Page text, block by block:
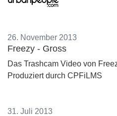
26. November 2013
Freezy - Gross
Das Trashcam Video von
Produziert durch CPFiLMS
31. Juli 2013